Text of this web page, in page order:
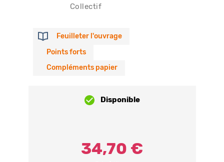
Collectif
Feuilleter l'ouvrage
Points forts
Compléments papier
Disponible
34,70 €